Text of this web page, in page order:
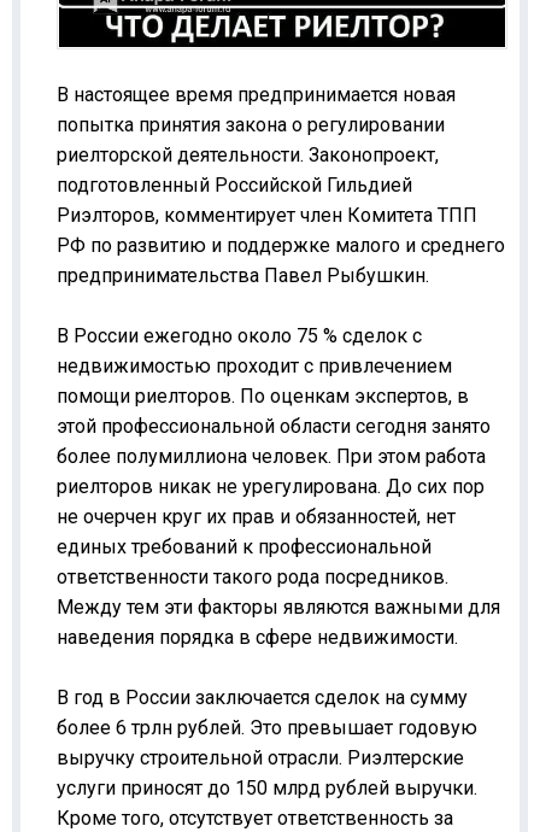
В настоящее время предпринимается новая
попытка принятия закона о регулировании
риелторской деятельности. Законопроект,
подготовленный Российской Гильдией
Риэлторов, комментирует член Комитета ТПП
РФ по развитию и поддержке малого и среднего
предпринимательства Павел Рыбушкин.
В России ежегодно около 75 % сделок с
недвижимостью проходит с привлечением
помощи риелторов. По оценкам экспертов, в
этой профессиональной области сегодня занято
более полумиллиона человек. При этом работа
риелторов никак не урегулирована. До сих пор
не очерчен круг их прав и обязанностей, нет
единых требований к профессиональной
ответственности такого рода посредников.
Между тем эти факторы являются важными для
наведения порядка в сфере недвижимости.
В год в России заключается сделок на сумму
более 6 трлн рублей. Это превышает годовую
выручку строительной отрасли. Риэлтерские
услуги приносят до 150 млрд рублей выручки.
Кроме того, отсутствует ответственность за